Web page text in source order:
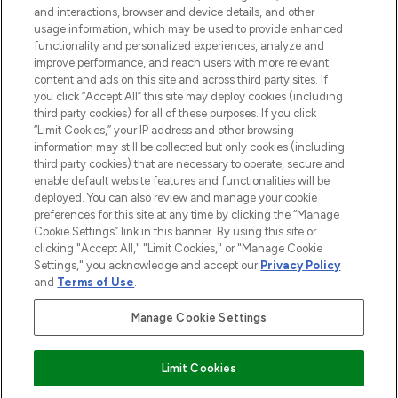
Consentement aux cookies
Do Not Sell or Share My Personal
Information
AIDE ET INFORMATIONS
INFORMATIONS GÉNÉRALES
À PROPOS DE LOOKFANTASTIC
Payer en toute sécurité avec
and interactions, browser and device details, and other
usage information, which may be used to provide enhanced
functionality and personalized experiences, analyze and
improve performance, and reach users with more relevant
content and ads on this site and across third party sites. If
you click “Accept All” this site may deploy cookies (including
third party cookies) for all of these purposes. If you click
“Limit Cookies,” your IP address and other browsing
information may still be collected but only cookies (including
third party cookies) that are necessary to operate, secure and
enable default website features and functionalities will be
deployed. You can also review and manage your cookie
preferences for this site at any time by clicking the “Manage
Cookie Settings” link in this banner. By using this site or
clicking "Accept All," "Limit Cookies," or "Manage Cookie
Settings," you acknowledge and accept our Privacy Policy
and Terms of Use.
Manage Cookie Settings
Limit Cookies